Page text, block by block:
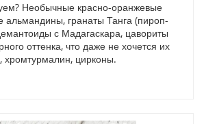
Необычные красно-оранжевые
альмандины, гранаты Танга (пироп-
с Мадагаскара, цавориты
оттенка, что даже не хочется их
хромтурмалин, цирконы.